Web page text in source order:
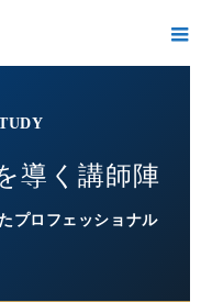
導く講師陣
プロフェッショナル